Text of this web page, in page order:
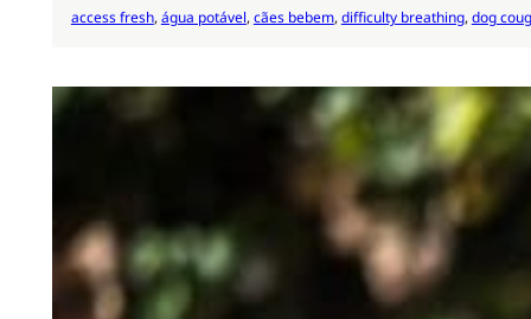
access fresh, água potável, cães bebem, difficulty breathing, dog